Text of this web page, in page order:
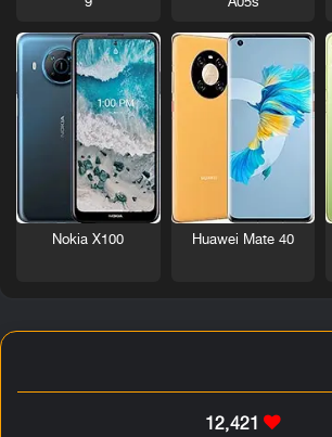
Huawei Mate 40
Nokia X100
12٬421